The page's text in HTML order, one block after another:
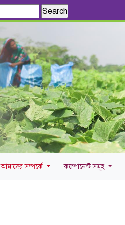
আমাদের সম্পর্কে কম্পোনেন্ট সমূহ